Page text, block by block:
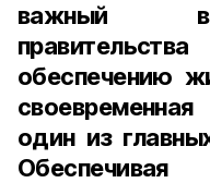
важный
обеспечению
один из